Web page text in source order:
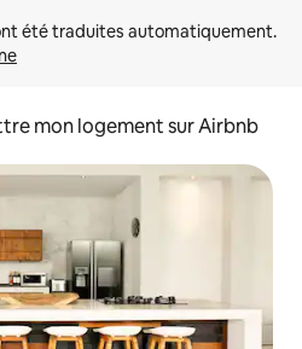
mon logement sur Airbnb